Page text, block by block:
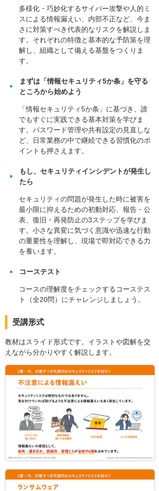
多様化・巧妙化するサイバー攻撃や人的ミ
スによる情報漏えい、内部不正など、今ま
さに対策すべき代表的なリスクを解説しま
す。それぞれの特徴と基本的な予防策を理
解し、組織として備える基盤をつくりま
す。
まずは「情報セキュリティ5か条」を守る
ところから始めよう
「情報セキュリティ5か条」に基づき、誰
でもすぐに実践できる基本対策を学びま
す。パスワード管理や共有設定の見直しな
ど、日常業務の中で継続できる習慣化のポ
イントも押さえます。
もし、セキュリティインシデントが発生し
たら
セキュリティの問題が発生した時に被害を
最小限に抑えるための初動対応、報告・公
表、復旧・再発防止の3ステップを学びま
す。小さな異変に気づく意識や迅速な行動
の重要性を理解し、現場で即対応できる力
を養います。
コーステスト
コースの理解度をチェックするコーステス
ト（全20問）にチャレンジしましょう。
受講形式
教材はスライド形式です。イラストや図解を交
えながら分かりやすく解説します。